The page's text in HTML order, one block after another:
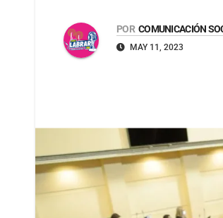
POR COMUNICACIÓN
MAY 11, 2023